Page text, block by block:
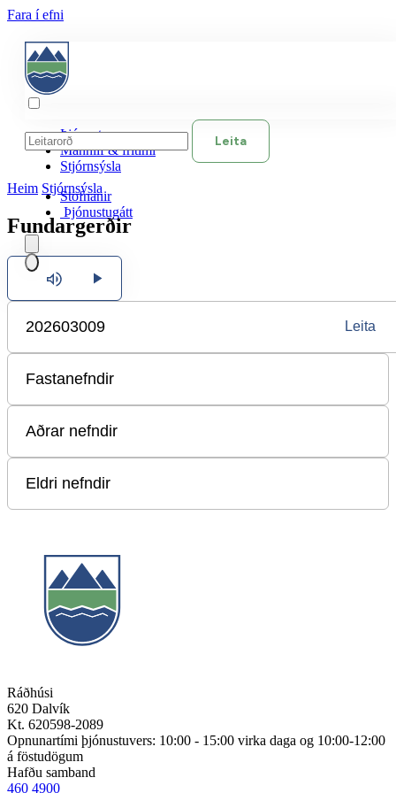
Fara í efni
Þjónusta
Mannlíf & frítími
Stjórnsýsla
Stofnanir
Þjónustugátt
Leita
Heim Stjórnsýsla
Fundargerðir
Hlusta
Leita
Ráðhúsi
620 Dalvík
Kt. 620598-2089
Opnunartími þjónustuvers: 10:00 - 15:00 virka daga og 10:00-12:00
á föstudögum
Hafðu samband
460 4900